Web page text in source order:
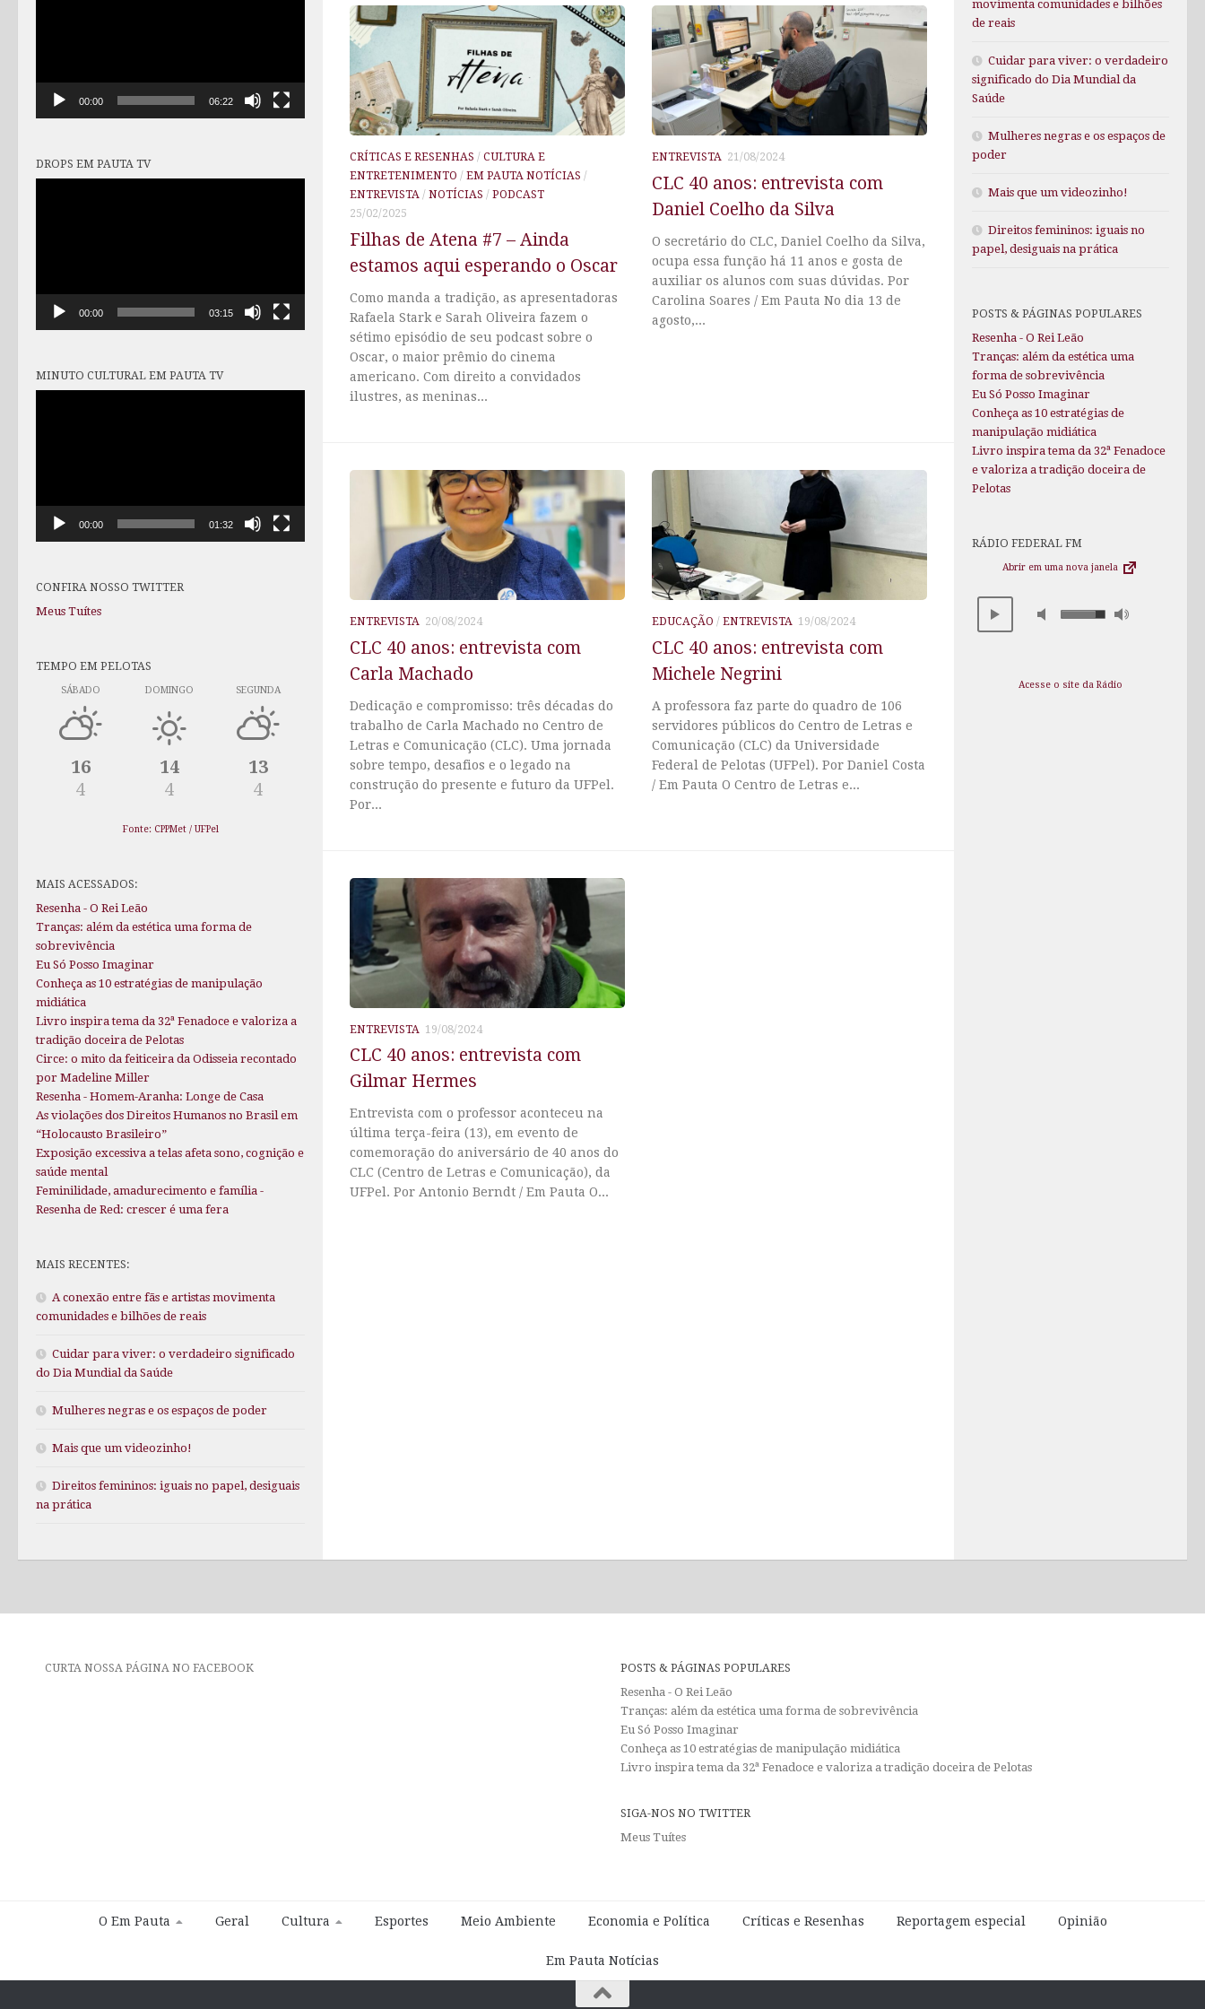
CRÍTICAS E RESENHAS / CULTURA E
ENTRETENIMENTO / EM PAUTA NOTÍCIAS /
ENTREVISTA / NOTÍCIAS / PODCAST
25/02/2025
Filhas de Atena #7 – Ainda
estamos aqui esperando o Oscar
Como manda a tradição, as apresentadoras
Rafaela Stark e Sarah Oliveira fazem o
sétimo episódio de seu podcast sobre o
Oscar, o maior prêmio do cinema
americano. Com direito a convidados
ilustres, as meninas...
ENTREVISTA 21/08/2024
CLC 40 anos: entrevista com
Daniel Coelho da Silva
O secretário do CLC, Daniel Coelho da Silva,
ocupa essa função há 11 anos e gosta de
auxiliar os alunos com suas dúvidas. Por
Carolina Soares / Em Pauta No dia 13 de
agosto,...
ENTREVISTA 20/08/2024
CLC 40 anos: entrevista com
Carla Machado
Dedicação e compromisso: três décadas do
trabalho de Carla Machado no Centro de
Letras e Comunicação (CLC). Uma jornada
sobre tempo, desafios e o legado na
construção do presente e futuro da UFPel.
Por...
EDUCAÇÃO / ENTREVISTA 19/08/2024
CLC 40 anos: entrevista com
Michele Negrini
A professora faz parte do quadro de 106
servidores públicos do Centro de Letras e
Comunicação (CLC) da Universidade
Federal de Pelotas (UFPel). Por Daniel Costa
/ Em Pauta O Centro de Letras e...
ENTREVISTA 19/08/2024
CLC 40 anos: entrevista com
Gilmar Hermes
Entrevista com o professor aconteceu na
última terça-feira (13), em evento de
comemoração do aniversário de 40 anos do
CLC (Centro de Letras e Comunicação), da
UFPel. Por Antonio Berndt / Em Pauta O...
00:00 06:22
DROPS EM PAUTA TV
00:00 03:15
MINUTO CULTURAL EM PAUTA TV
00:00 01:32
CONFIRA NOSSO TWITTER
Meus Tuítes
TEMPO EM PELOTAS
SÁBADO
16
4
DOMINGO
14
4
SEGUNDA
13
4
Fonte: CPPMet / UFPel
MAIS ACESSADOS:
Resenha - O Rei Leão
Tranças: além da estética uma forma de
sobrevivência
Eu Só Posso Imaginar
Conheça as 10 estratégias de manipulação
midiática
Livro inspira tema da 32ª Fenadoce e valoriza a
tradição doceira de Pelotas
Circe: o mito da feiticeira da Odisseia recontado
por Madeline Miller
Resenha - Homem-Aranha: Longe de Casa
As violações dos Direitos Humanos no Brasil em
“Holocausto Brasileiro”
Exposição excessiva a telas afeta sono, cognição e
saúde mental
Feminilidade, amadurecimento e família -
Resenha de Red: crescer é uma fera
MAIS RECENTES:
A conexão entre fãs e artistas movimenta
comunidades e bilhões de reais
Cuidar para viver: o verdadeiro significado
do Dia Mundial da Saúde
Mulheres negras e os espaços de poder
Mais que um videozinho!
Direitos femininos: iguais no papel, desiguais
na prática
movimenta comunidades e bilhões
de reais
Cuidar para viver: o verdadeiro
significado do Dia Mundial da
Saúde
Mulheres negras e os espaços de
poder
Mais que um videozinho!
Direitos femininos: iguais no
papel, desiguais na prática
POSTS & PÁGINAS POPULARES
Resenha - O Rei Leão
Tranças: além da estética uma
forma de sobrevivência
Eu Só Posso Imaginar
Conheça as 10 estratégias de
manipulação midiática
Livro inspira tema da 32ª Fenadoce
e valoriza a tradição doceira de
Pelotas
RÁDIO FEDERAL FM
Abrir em uma nova janela
Acesse o site da Rádio
CURTA NOSSA PÁGINA NO FACEBOOK
POSTS & PÁGINAS POPULARES
Resenha - O Rei Leão
Tranças: além da estética uma forma de sobrevivência
Eu Só Posso Imaginar
Conheça as 10 estratégias de manipulação midiática
Livro inspira tema da 32ª Fenadoce e valoriza a tradição doceira de Pelotas
SIGA-NOS NO TWITTER
Meus Tuítes
O Em Pauta Geral Cultura Esportes Meio Ambiente Economia e Política Críticas e Resenhas Reportagem especial Opinião
Em Pauta Notícias